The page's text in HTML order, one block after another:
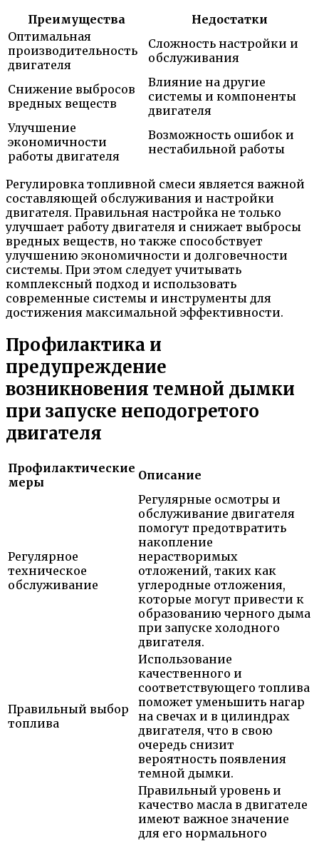
Преимущества
Недостатки
Оптимальная
производительность
двигателя
Сложность настройки и
обслуживания
Снижение выбросов
вредных веществ
Влияние на другие
системы и компоненты
двигателя
Улучшение
экономичности
работы двигателя
Возможность ошибок и
нестабильной работы
Регулировка топливной смеси является важной
составляющей обслуживания и настройки
двигателя. Правильная настройка не только
улучшает работу двигателя и снижает выбросы
вредных веществ, но также способствует
улучшению экономичности и долговечности
системы. При этом следует учитывать
комплексный подход и использовать
современные системы и инструменты для
достижения максимальной эффективности.
Профилактика и
предупреждение
возникновения темной дымки
при запуске неподогретого
двигателя
Профилактические
меры
Описание
Регулярное
техническое
обслуживание
Регулярные осмотры и
обслуживание двигателя
помогут предотвратить
накопление
нерастворимых
отложений, таких как
углеродные отложения,
которые могут привести к
образованию черного дыма
при запуске холодного
двигателя.
Правильный выбор
топлива
Использование
качественного и
соответствующего топлива
поможет уменьшить нагар
на свечах и в цилиндрах
двигателя, что в свою
очередь снизит
вероятность появления
темной дымки.
Правильный уровень и
качество масла в двигателе
имеют важное значение
для его нормального